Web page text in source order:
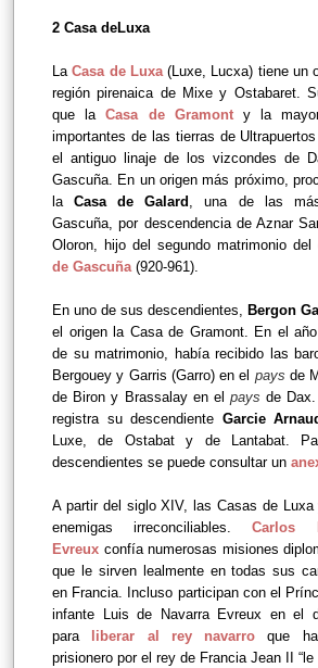
2 Casa deLuxa
LaCasa de Luxa (Luxe, Lucxa) tiene un
región pirenaica de Mixe y Ostabaret.
que laCasa de Gramont
y la
importantes de las tierras de
el antiguo linaje de los vizcondes de
Gascuña. En un origen más próximo,
laCasa de Galard , una de las
Gascuña, por descendencia de Aznar
Oloron, hijo del segundo matrimonio del
de Gascuña (920-961).
En uno de sus descendientes, Bergon
el origen la Casa de Gramont. En el
de su matrimonio, había recibido las
Bergouey y Garris (Garro) en el pays de
de Biron y Brassalay en elpays de
registra su descendiente Garcie
Luxe, de Ostabat y de Lantabat.
descendientes se puede consultar un
A partir del siglo XIV, las Casas de
enemigas irreconciliables.Carlos
Evreux confía numerosas misiones
que le sirven lealmente en todas sus
en Francia. Incluso participan con el
infante Luis de Navarra Evreux en el
para
liberar al rey navarro
que
prisionero por el rey de Francia Jean II “le